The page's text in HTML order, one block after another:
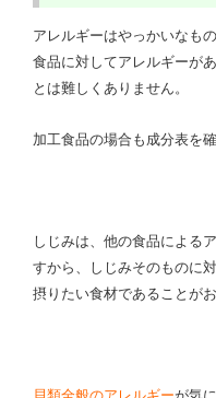
アレルギーはやっかいなも
食品に対してアレルギーが
とは難しくありません。
加工食品の場合も成分表を
しじみは、他の食品による
すから、しじみそのものに
摂りたい食材であることが
貝類全般のアレルギーが気